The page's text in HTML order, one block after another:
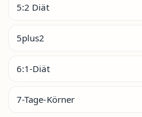
5:2 Diät
5plus2
6:1-Diät
7-Tage-Körner